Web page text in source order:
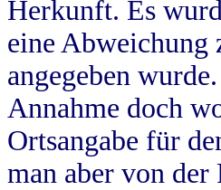
Herkunft. Es
eine Abweichung
angegeben
Annahme doch
Ortsangabe für
man aber von der